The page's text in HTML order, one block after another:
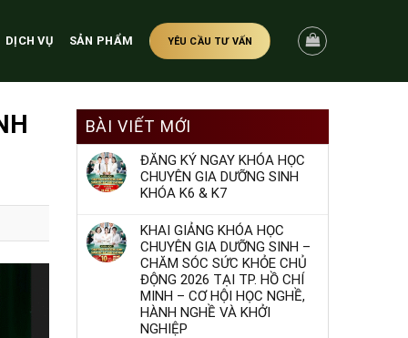
DỊCH VỤ SẢN PHẨM YÊU CẦU TƯ VẤN
BÀI VIẾT MỚI
ĐĂNG KÝ NGAY KHÓA HỌC
CHUYÊN GIA DƯỠNG SINH
KHÓA K6 & K7
KHAI GIẢNG KHÓA HỌC
CHUYÊN GIA DƯỠNG SINH –
CHĂM SÓC SỨC KHỎE CHỦ
ĐỘNG 2026 TẠI TP. HỒ CHÍ
MINH – CƠ HỘI HỌC NGHỀ,
HÀNH NGHỀ VÀ KHỞI
NGHIỆP